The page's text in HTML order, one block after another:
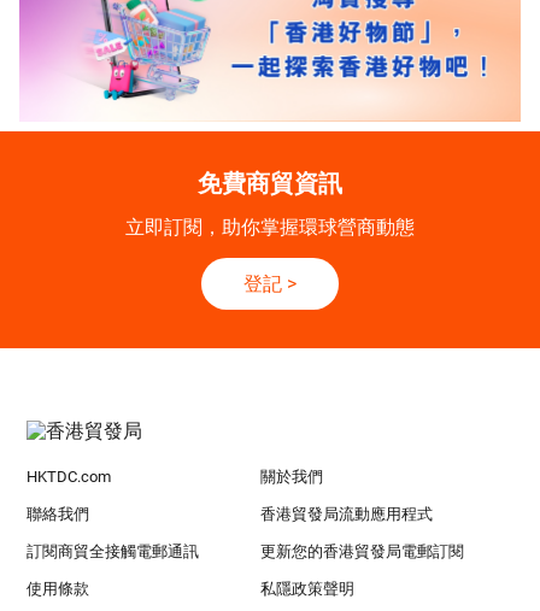
免費商貿資訊
立即訂閱，助你掌握環球營商動態
登記 >
HKTDC.com 關於我們
聯絡我們 香港貿發局流動應用程式
訂閱商貿全接觸電郵通訊 更新您的香港貿發局電郵訂閱
使用條款 私隱政策聲明